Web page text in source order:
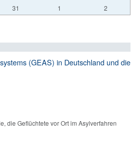
31 1 2
(GEAS) in Deutschland und die
die Geflüchtete vor Ort im Asylverfahren